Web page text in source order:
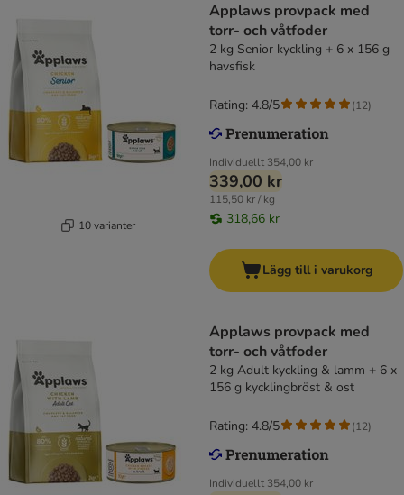
10 varianter
Applaws provpack med
torr- och våtfoder
2 kg Senior kyckling + 6 x 156 g
havsfisk
Individuellt 354,00 kr
339,00 kr
115,50 kr / kg
318,66 kr
Rating: 4.8/5 (12)
Lägg till i varukorg
Applaws provpack med
torr- och våtfoder
2 kg Adult kyckling & lamm + 6 x
156 g kycklingbröst & ost
Individuellt 354,00 kr
Rating: 4.8/5 (12)